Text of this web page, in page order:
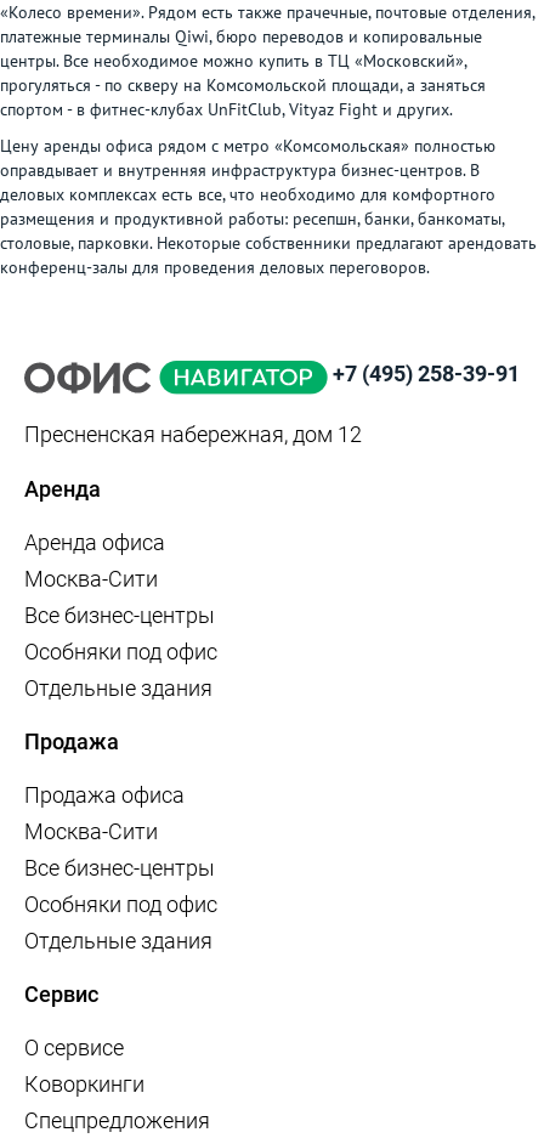
«Колесо времени». Рядом есть также прачечные, почтовые отделения,
платежные терминалы Qiwi, бюро переводов и копировальные
центры. Все необходимое можно купить в ТЦ «Московский»,
прогуляться - по скверу на Комсомольской площади, а заняться
спортом - в фитнес-клубах UnFitClub, Vityaz Fight и других.
Цену аренды офиса рядом с метро «Комсомольская» полностью
оправдывает и внутренняя инфраструктура бизнес-центров. В
деловых комплексах есть все, что необходимо для комфортного
размещения и продуктивной работы: ресепшн, банки, банкоматы,
столовые, парковки. Некоторые собственники предлагают арендовать
конференц-залы для проведения деловых переговоров.
+7 (495) 258-39-91
Пресненская набережная, дом 12
Аренда
Аренда офиса
Москва-Сити
Все бизнес-центры
Особняки под офис
Отдельные здания
Продажа
Продажа офиса
Москва-Сити
Все бизнес-центры
Особняки под офис
Отдельные здания
Сервис
О сервисе
Коворкинги
Спецпредложения